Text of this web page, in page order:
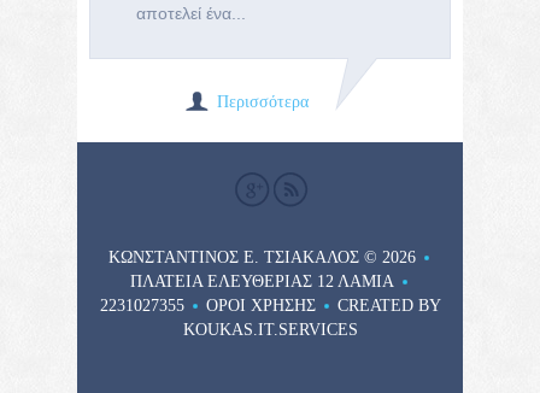
αποτελεί ένα...
Περισσότερα
ΚΩΝΣΤΑΝΤΙΝΟΣ Ε. ΤΣΙΑΚΑΛΟΣ © 2026
ΠΛΑΤΕΊΑ ΕΛΕΥΘΕΡΊΑΣ 12 ΛΑΜΊΑ
2231027355
ΌΡΟΙ ΧΡΉΣΗΣ
CREATED BY
KOUKAS.IT.SERVICES